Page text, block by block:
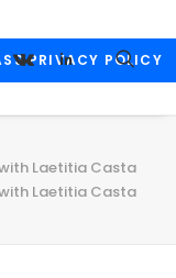
PRIVACY POLICY
Laetitia Casta
Laetitia Casta